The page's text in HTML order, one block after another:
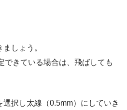
しょう。
できている場合は、飛ばしても
択し太線（0.5mm）にしていき